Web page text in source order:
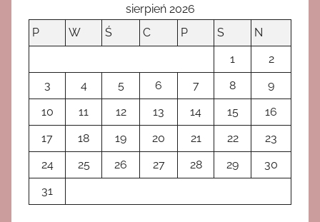
sierpień 2026
P
W Ś C P S
N
1
2
3
4 5 6 7 8
9
10
11 12 13 14 15
16
17
18 19 20 21 22
23
24
25 26 27 28 29
30
31